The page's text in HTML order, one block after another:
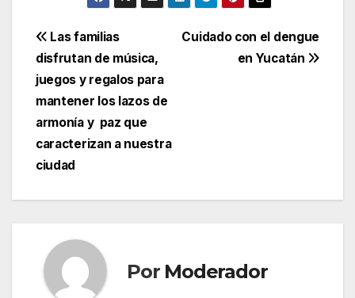
Navegación
de
entradas
Cuidado con el dengue
en Yucatán
Las familias
disfrutan de música,
juegos y regalos para
mantener los lazos de
armonía y paz que
caracterizan a nuestra
ciudad
Por Moderador